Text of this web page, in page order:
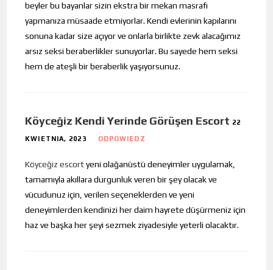
beyler bu bayanlar sizin ekstra bir mekan masrafı
yapmanıza müsaade etmiyorlar. Kendi evlerinin kapılarını
sonuna kadar size açıyor ve onlarla birlikte zevk alacağımız
arsız seksi beraberlikler sunuyorlar. Bu sayede hem seksi
hem de ateşli bir beraberlik yaşıyorsunuz.
Köyceğiz Kendi Yerinde Görüşen Escort 22
KWIETNIA, 2023 ODPOWIEDZ
Köyceğiz escortyeni olağanüstü deneyimler uygulamak,
tamamıyla akıllara durgunluk veren bir şey olacak ve
vücudunuz için, verilen seçeneklerden ve yeni
deneyimlerden kendinizi her daim hayrete düşürmeniz için
haz ve başka her şeyi sezmek ziyadesiyle yeterli olacaktır.